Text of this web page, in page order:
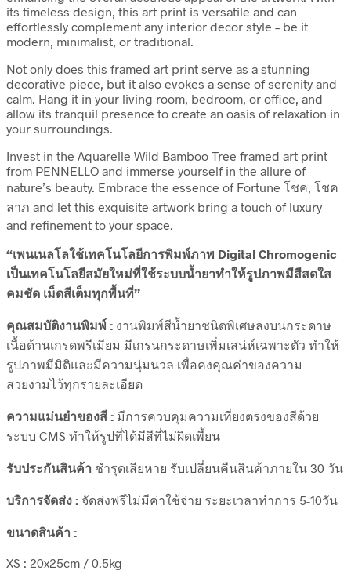
its timeless design, this art print is versatile and can
effortlessly complement any interior decor style – be it
modern, minimalist, or traditional.
Not only does this framed art print serve as a stunning
decorative piece, but it also evokes a sense of serenity and
calm. Hang it in your living room, bedroom, or office, and
allow its tranquil presence to create an oasis of relaxation in
your surroundings.
Invest in the Aquarelle Wild Bamboo Tree framed art print
from PENNELLO and immerse yourself in the allure of
nature’s beauty. Embrace the essence of Fortune โชค, โชค
ลาภ and let this exquisite artwork bring a touch of luxury
and refinement to your space.
“เพนเนลโลใช้เทคโนโลยีการพิมพ์ภาพ Digital Chromogenic
เป็นเทคโนโลยีสมัยใหม่ที่ใช้ระบบน้ำยาทำให้รูปภาพมีสีสดใส
คมชัด เม็ดสีเต็มทุกพื้นที่”
คุณสมบัติงานพิมพ์ : งานพิมพ์สีน้ำยาชนิดพิเศษลงบนกระดาษ
เนื้อด้านเกรดพรีเมียม มีเกรนกระดาษเพิ่มเสน่ห์เฉพาะตัว ทำให้
รูปภาพมีมิติและมีความนุ่มนวล เพื่อคงคุณค่าของความ
สวยงามไว้ทุกรายละเอียด
ความแม่นยำของสี : มีการควบคุมความเที่ยงตรงของสีด้วย
ระบบ CMS ทำให้รูปที่ได้มีสีที่ไม่ผิดเพี้ยน
รับประกันสินค้า ชำรุดเสียหาย รับเปลี่ยนคืนสินค้าภายใน 30 วัน
บริการจัดส่ง : จัดส่งฟรีไม่มีค่าใช้จ่าย ระยะเวลาทำการ 5-10วัน
ขนาดสินค้า :
XS : 20x25cm / 0.5kg